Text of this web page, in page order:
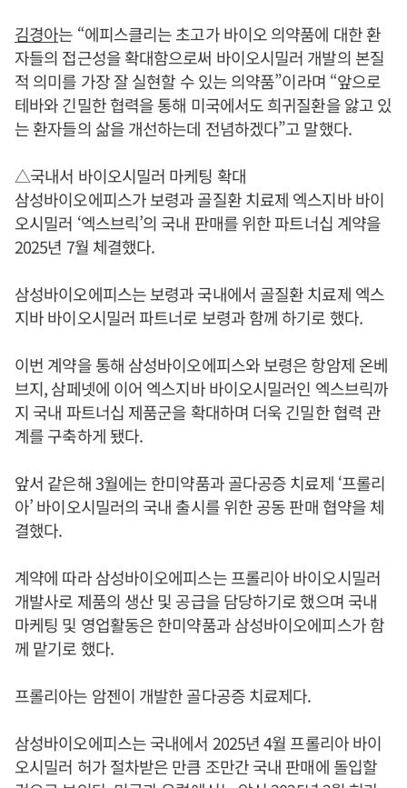
김경아는 “에피스클리는 초고가 바이오 의약품에 대한 환
자들의 접근성을 확대함으로써 바이오시밀러 개발의 본질
적 의미를 가장 잘 실현할 수 있는 의약품”이라며 “앞으로
테바와 긴밀한 협력을 통해 미국에서도 희귀질환을 앓고 있
는 환자들의 삶을 개선하는데 전념하겠다”고 말했다.
△국내서 바이오시밀러 마케팅 확대
삼성바이오에피스가 보령과 골질환 치료제 엑스지바 바이
오시밀러 ‘엑스브릭’의 국내 판매를 위한 파트너십 계약을
2025년 7월 체결했다.
삼성바이오에피스는 보령과 국내에서 골질환 치료제 엑스
지바 바이오시밀러 파트너로 보령과 함께 하기로 했다.
이번 계약을 통해 삼성바이오에피스와 보령은 항암제 온베
브지, 삼페넷에 이어 엑스지바 바이오시밀러인 엑스브릭까
지 국내 파트너십 제품군을 확대하며 더욱 긴밀한 협력 관
계를 구축하게 됐다.
앞서 같은해 3월에는 한미약품과 골다공증 치료제 ‘프롤리
아’ 바이오시밀러의 국내 출시를 위한 공동 판매 협약을 체
결했다.
계약에 따라 삼성바이오에피스는 프롤리아 바이오시밀러
개발사로 제품의 생산 및 공급을 담당하기로 했으며 국내
마케팅 및 영업활동은 한미약품과 삼성바이오에피스가 함
께 맡기로 했다.
프롤리아는 암젠이 개발한 골다공증 치료제다.
삼성바이오에피스는 국내에서 2025년 4월 프롤리아 바이
오시밀러 허가 절차받은 만큼 조만간 국내 판매에 돌입할